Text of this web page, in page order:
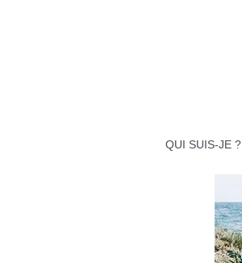
QUI SUIS-JE ?